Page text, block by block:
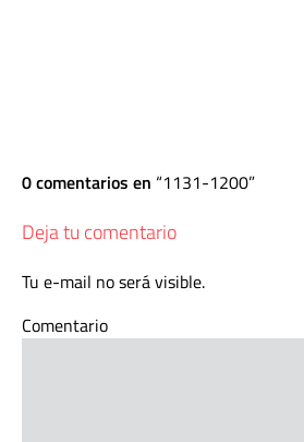
0 comentarios en 1131-1200
Deja tu comentario
Tu e-mail no será visible.
Comentario